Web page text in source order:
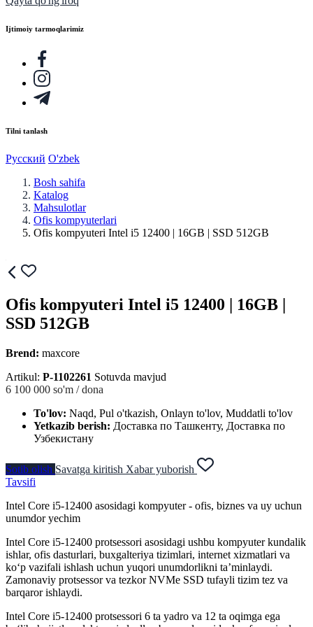
Ijtimoiy tarmoqlarimiz
Tilni tanlash
Русский O'zbek
Bosh sahifa
Katalog
Mahsulotlar
Ofis kompyuterlari
Ofis kompyuteri Intel i5 12400 | 16GB | SSD 512GB
Ofis kompyuteri Intel i5 12400 | 16GB |
SSD 512GB
Brend: maxcore
Artikul: P-1102261 Sotuvda mavjud
6 100 000 so'm / dona
To'lov: Naqd, Pul o'tkazish, Onlayn to'lov, Muddatli to'lov
Yetkazib berish: Доставка по Ташкенту, Доставка по
Узбекистану
Sotib olish Savatga kiritish Xabar yuborish
Tavsifi
Intel Core i5-12400 asosidagi kompyuter - ofis, biznes va uy uchun
unumdor yechim
Intel Core i5-12400 protsessori asosidagi ushbu kompyuter kundalik
ishlar, ofis dasturlari, buxgalteriya tizimlari, internet xizmatlari va
ko‘p vazifali ishlash uchun yuqori unumdorlikni ta’minlaydi.
Zamonaviy protsessor va tezkor NVMe SSD tufayli tizim tez va
barqaror ishlaydi.
Intel Core i5-12400 protsessori 6 ta yadro va 12 ta oqimga ega